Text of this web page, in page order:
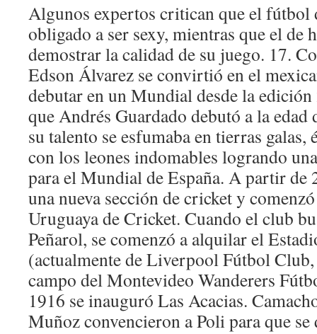
Algunos expertos critican que el fútbol
obligado a ser sexy, mientras que el de
demostrar la calidad de su juego. 17.
Edson Álvarez se convirtió en el
debutar en un Mundial desde la
que Andrés Guardado debutó a la edad
su talento se esfumaba en tierras galas,
con los leones indomables logrando
para el Mundial de España. A partir de
una nueva sección de cricket y
Uruguaya de Cricket. Cuando el club
Peñarol, se comenzó a alquilar el
(actualmente de Liverpool Fútbol Club,
campo del Montevideo Wanderers
1916 se inauguró Las Acacias.
Muñoz convencieron a Poli para que se